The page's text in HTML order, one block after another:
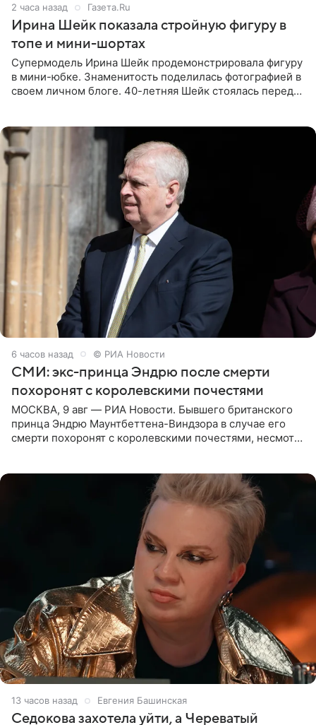
2 часа назад Газета.Ru
Ирина Шейк показала стройную фигуру в
топе и мини-шортах
Супермодель Ирина Шейк продемонстрировала фигуру
в мини-юбке. Знаменитость поделилась фотографией в
своем личном блоге. 40-летняя Шейк стоялась перед
6 часов назад © РИА Новости
СМИ: экс-принца Эндрю после смерти
похоронят с королевскими почестями
МОСКВА, 9 авг — РИА Новости. Бывшего британского
принца Эндрю Маунтбеттена-Виндзора в случае его
смерти похоронят с королевскими почестями, несмотря
13 часов назад Евгения Башинская
Седокова захотела уйти, а Череватый